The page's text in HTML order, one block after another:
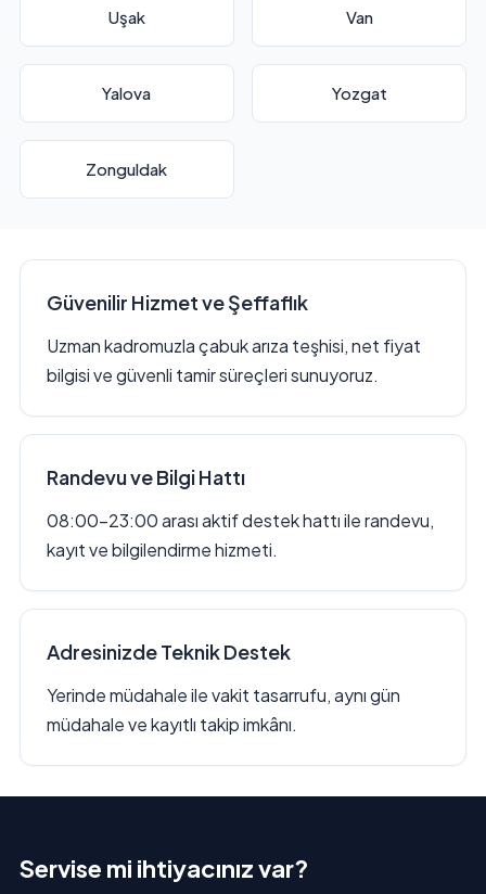
Uşak Van
Yalova Yozgat
Zonguldak
Güvenilir Hizmet ve Şeffaflık
Uzman kadromuzla çabuk arıza teşhisi, net fiyat
bilgisi ve güvenli tamir süreçleri sunuyoruz.
Randevu ve Bilgi Hattı
08:00–23:00 arası aktif destek hattı ile randevu,
kayıt ve bilgilendirme hizmeti.
Adresinizde Teknik Destek
Yerinde müdahale ile vakit tasarrufu, aynı gün
müdahale ve kayıtlı takip imkânı.
Servise mi ihtiyacınız var?